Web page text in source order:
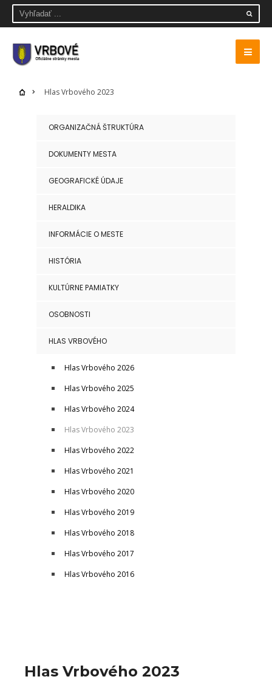
Hlas Vrbového 2023
ORGANIZAČNÁ ŠTRUKTÚRA
DOKUMENTY MESTA
GEOGRAFICKÉ ÚDAJE
HERALDIKA
INFORMÁCIE O MESTE
HISTÓRIA
KULTÚRNE PAMIATKY
OSOBNOSTI
HLAS VRBOVÉHO
Hlas Vrbového 2026
Hlas Vrbového 2025
Hlas Vrbového 2024
Hlas Vrbového 2023
Hlas Vrbového 2022
Hlas Vrbového 2021
Hlas Vrbového 2020
Hlas Vrbového 2019
Hlas Vrbového 2018
Hlas Vrbového 2017
Hlas Vrbového 2016
Hlas Vrbového 2023